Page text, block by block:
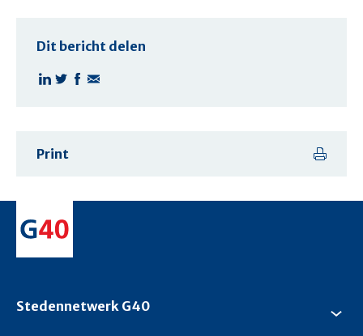
Dit bericht delen
Print
Stedennetwerk G40